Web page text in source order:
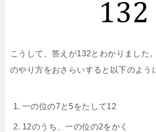
こうして、答えが132とわかりました
のやり方をおさらいすると以下のよう
一の位の7と5をたして12
12のうち、一の位の2をかく